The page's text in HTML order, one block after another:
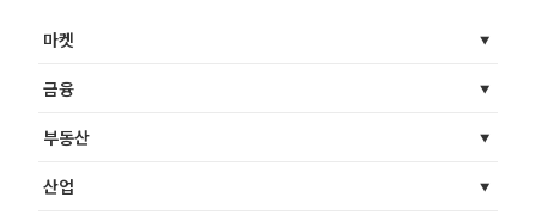
마켓
금융
부동산
산업